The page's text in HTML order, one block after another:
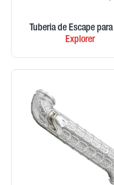
Tuberia de Escape para
Explorer